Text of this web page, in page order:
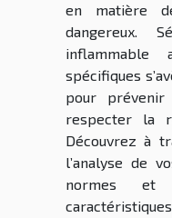
en matière
dangereux.
inflammable
spécifiques
pour prévenir
respecter la
Découvrez à
l’analyse de
normes et